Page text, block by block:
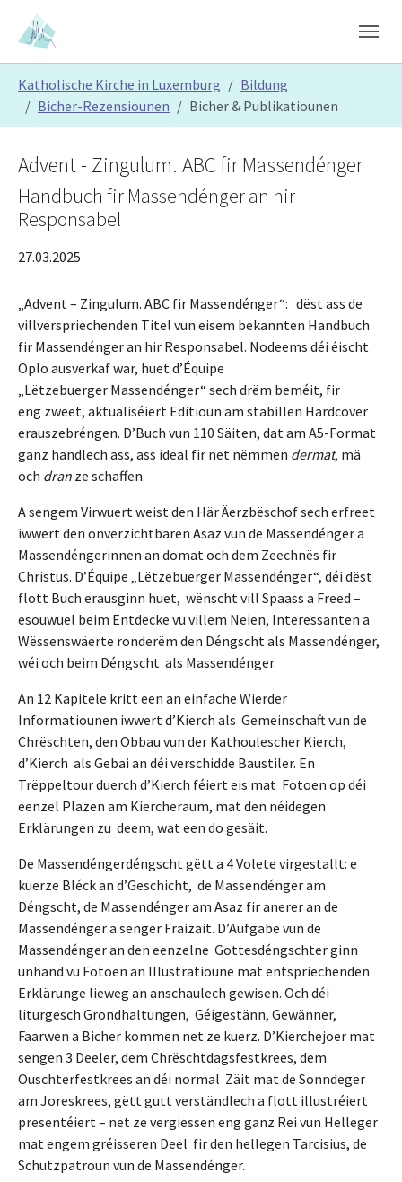
Skip to main content
Skip to page footer
Katholische Kirche in Luxemburg
Bildung
Bicher-Rezensiounen
Bicher & Publikatiounen
Advent - Zingulum. ABC fir Massendénger
Handbuch fir Massendénger an hir
Responsabel
27.03.2025
„Advent – Zingulum. ABC fir Massendénger“: dëst ass de
villverspriechenden Titel vun eisem bekannten Handbuch
fir Massendénger an hir Responsabel. Nodeems déi éischt
Oplo ausverkaf war, huet d’Équipe
„Lëtzebuerger Massendénger“ sech drëm beméit, fir
eng zweet, aktualiséiert Editioun am stabillen Hardcover
erauszebréngen. D’Buch vun 110 Säiten, dat am A5-Format
ganz handlech ass, ass ideal fir net nëmmen dermat, mä
och dran ze schaffen.
A sengem Virwuert weist den Här Äerzbëschof sech erfreet
iwwert den onverzichtbaren Asaz vun de Massendénger a
Massendéngerinnen an domat och dem Zeechnës fir
Christus. D’Équipe „Lëtzebuerger Massendénger“, déi dëst
flott Buch erausginn huet, wënscht vill Spaass a Freed –
esouwuel beim Entdecke vu villem Neien, Interessanten a
Wëssenswäerte ronderëm den Déngscht als Massendénger,
wéi och beim Déngscht als Massendénger.
An 12 Kapitele kritt een an einfache Wierder
Informatiounen iwwert d’Kierch als Gemeinschaft vun de
Chrëschten, den Obbau vun der Kathoulescher Kierch,
d’Kierch als Gebai an déi verschidde Baustiler. En
Trëppeltour duerch d’Kierch féiert eis mat Fotoen op déi
eenzel Plazen am Kiercheraum, mat den néidegen
Erklärungen zu deem, wat een do gesäit.
De Massendéngerdéngscht gëtt a 4 Volete virgestallt: e
kuerze Bléck an d’Geschicht, de Massendénger am
Déngscht, de Massendénger am Asaz fir anerer an de
Massendénger a senger Fräizäit. D’Aufgabe vun de
Massendénger an den eenzelne Gottesdéngschter ginn
unhand vu Fotoen an Illustratioune mat entspriechenden
Erklärunge lieweg an anschaulech gewisen. Och déi
liturgesch Grondhaltungen, Géigestänn, Gewänner,
Faarwen a Bicher kommen net ze kuerz. D’Kierchejoer mat
sengen 3 Deeler, dem Chrëschtdagsfestkrees, dem
Ouschterfestkrees an déi normal Zäit mat de Sonndeger
am Joreskrees, gëtt gutt verständlech a flott illustréiert
presentéiert – net ze vergiessen eng ganz Rei vun Helleger
mat engem gréisseren Deel fir den hellegen Tarcisius, de
Schutzpatroun vun de Massendénger.